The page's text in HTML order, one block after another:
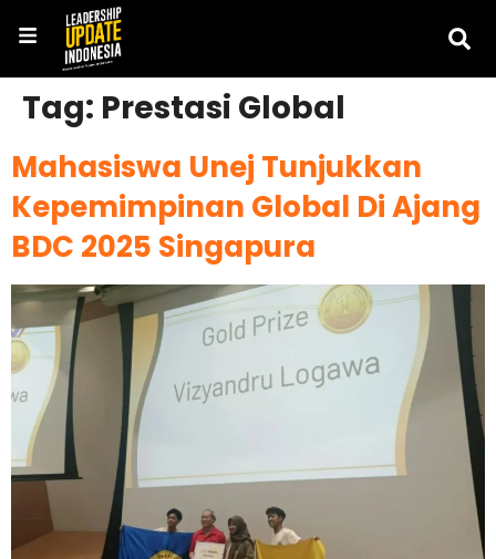
Tag: Prestasi Global
Mahasiswa Unej Tunjukkan
Kepemimpinan Global Di Ajang
BDC 2025 Singapura